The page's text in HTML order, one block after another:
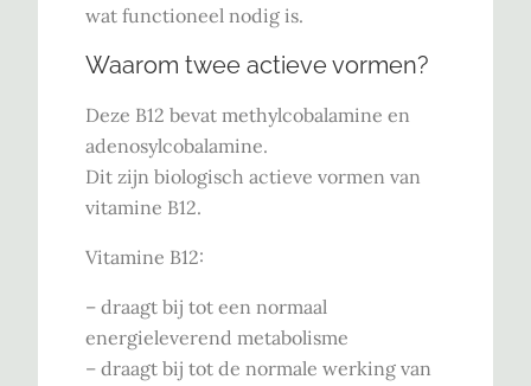
wat functioneel nodig is.
Waarom twee actieve vormen?
Deze B12 bevat methylcobalamine en
adenosylcobalamine.
Dit zijn biologisch actieve vormen van
vitamine B12.
Vitamine B12:
– draagt bij tot een normaal
energieleverend metabolisme
– draagt bij tot de normale werking van